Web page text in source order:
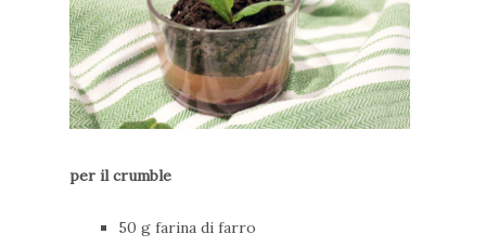
per il crumble
50 g farina di farro